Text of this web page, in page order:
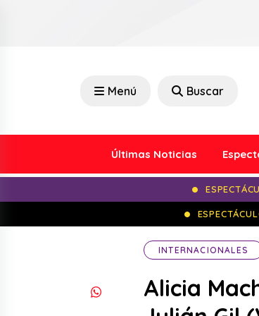
Menú Buscar
Últimas Noticias
INTERNACIONALES
Alicia